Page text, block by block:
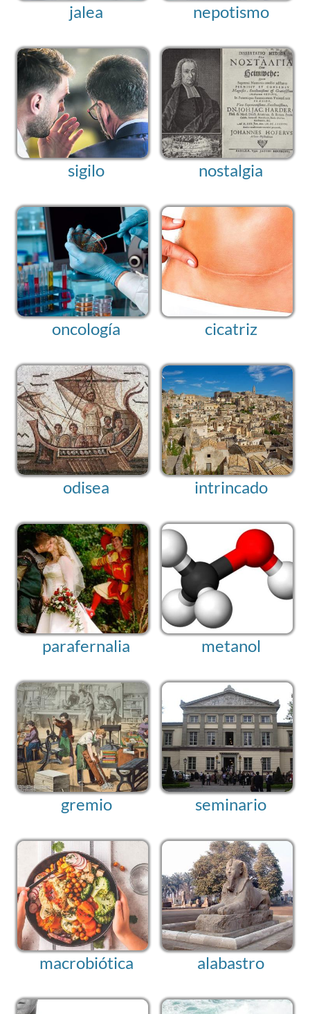
jalea nepotismo
sigilo nostalgia
oncología cicatriz
odisea intrincado
parafernalia metanol
gremio seminario
macrobiótica alabastro